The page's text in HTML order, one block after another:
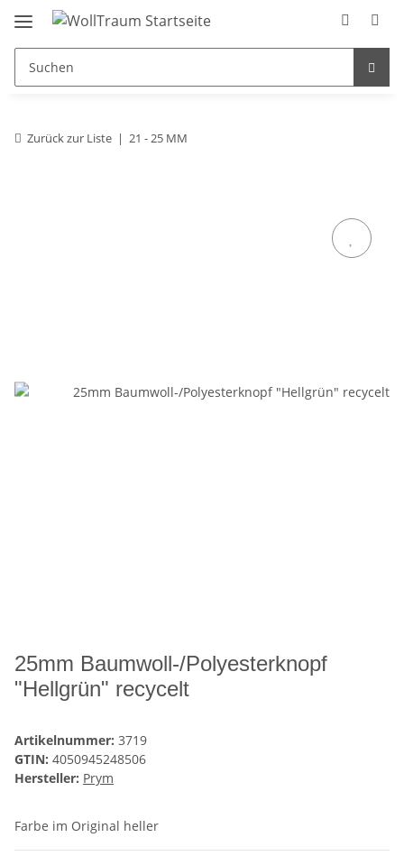
Zurück zur Liste 21 - 25 MM
25mm Baumwoll-/Polyesterknopf
"Hellgrün" recycelt
Artikelnummer: 3719
GTIN: 4050945248506
Hersteller: Prym
Farbe im Original heller